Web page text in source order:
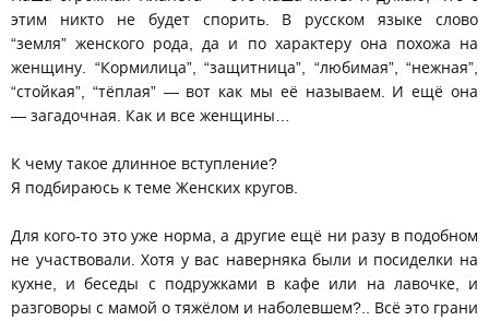
этим никто не будет спорить. В русском языке слово
“земля” женского рода, да и по характеру она похожа на
женщину. “Кормилица”, “защитница”, “любимая”, “нежная”,
“стойкая”, “тёплая” — вот как мы её называем. И ещё она
— загадочная. Как и все женщины…
К чему такое длинное вступление?
Я подбираюсь к теме Женских кругов.
Для кого-то это уже норма, а другие ещё ни разу в подобном
не участвовали. Хотя у вас наверняка были и посиделки на
кухне, и беседы с подружками в кафе или на лавочке, и
разговоры с мамой о тяжёлом и наболевшем?.. Всё это грани